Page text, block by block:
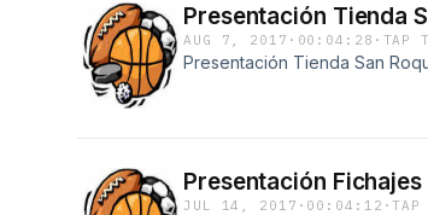
Presentación Tienda
AUG 7, 2017 · 00:04:28 · TAP
Presentación Tienda San
Presentación Fichajes
JUL 14, 2017 · 00:04:12 ·TAP